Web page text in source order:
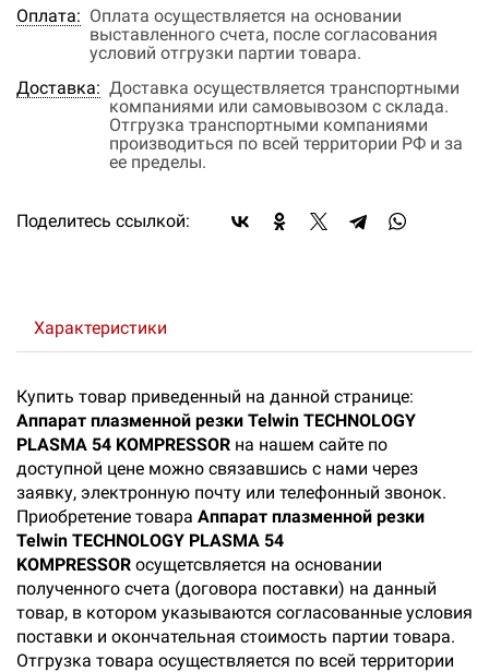
Оплата: Оплата осуществляется на основании
выставленного счета, после согласования
условий отгрузки партии товара.
Доставка: Доставка осуществляется транспортными
компаниями или самовывозом с склада.
Отгрузка транспортными компаниями
производиться по всей территории РФ и за
ее пределы.
Поделитесь ссылкой:
Характеристики
Купить товар приведенный на данной странице:
Аппарат плазменной резки Telwin TECHNOLOGY
PLASMA 54 KOMPRESSOR на нашем сайте по
доступной цене можно связавшись с нами через
заявку, электронную почту или телефонный звонок.
Приобретение товара Аппарат плазменной резки
Telwin TECHNOLOGY PLASMA 54
KOMPRESSOR осущетсвляется на основании
полученного счета (договора поставки) на данный
товар, в котором указываются согласованные условия
поставки и окончательная стоимость партии товара.
Отгрузка товара осуществляется по всей территории